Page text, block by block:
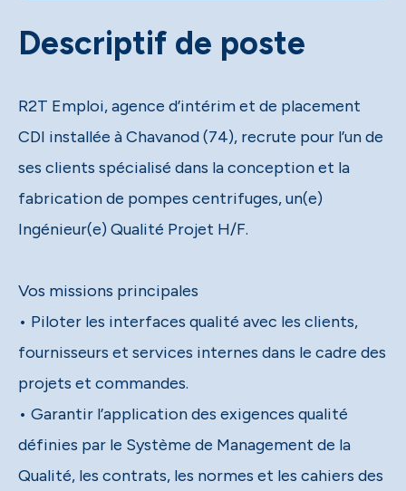
Descriptif de poste
R2T Emploi, agence d’intérim et de placement
CDI installée à Chavanod (74), recrute pour l’un de
ses clients spécialisé dans la conception et la
fabrication de pompes centrifuges, un(e)
Ingénieur(e) Qualité Projet H/F.
Vos missions principales
• Piloter les interfaces qualité avec les clients,
fournisseurs et services internes dans le cadre des
projets et commandes.
• Garantir l’application des exigences qualité
définies par le Système de Management de la
Qualité, les contrats, les normes et les cahiers des